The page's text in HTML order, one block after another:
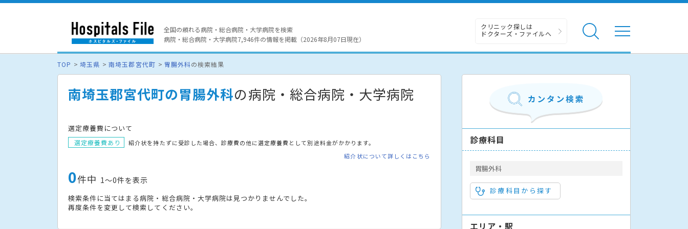
全国の頼れる病院・総合病院・大学病院を検索
病院・総合病院・大学病院7,946件の情報を掲載（2026年8月07日現在）
クリニック探しは
ドクターズ・ファイルへ
TOP 埼玉県 南埼玉郡宮代町 胃腸外科の検索結果
南埼玉郡宮代町の胃腸外科の病院・総合病院・大学病院
選定療養費について
選定療養費あり
紹介状を持たずに受診した場合、診療費の他に選定療養費として別途料金がかかります。
紹介状について詳しくはこちら
0件中 1〜0件を表示
検索条件に当てはまる病院・総合病院・大学病院は見つかりませんでした。
再度条件を変更して検索してください。
診療科目
胃腸外科
診療科目から探す
エリア・駅